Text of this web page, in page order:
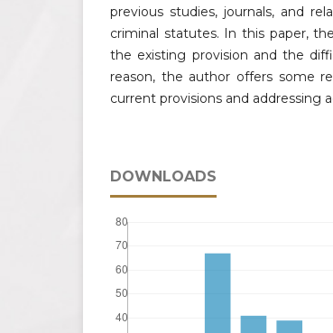
previous studies, journals, and
criminal statutes. In this paper,
the existing provision and the
reason, the author offers some
current provisions and
DOWNLOADS